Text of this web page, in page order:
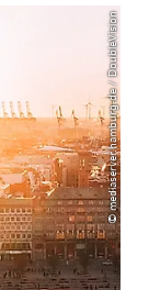
© mediaserver.hamburg.de / DoubleVision